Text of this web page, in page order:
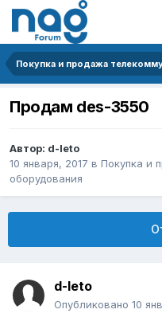
Продам des-3550
Автор: d-leto
10 января, 2017 в Покупка и
оборудования
d-leto
Опубликовано 10